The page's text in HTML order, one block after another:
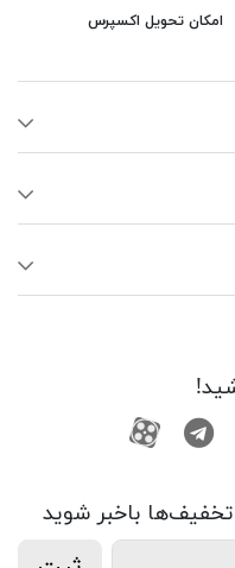
امکان تحویل اکسپرس
تلگرامآپارات
با‌خبر شوید